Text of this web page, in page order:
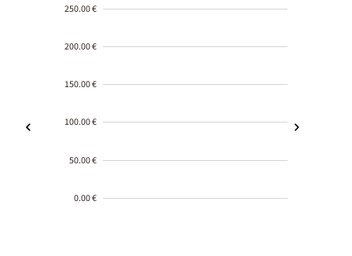
250.00 €
200.00 €
150.00 €
100.00 €
50.00 €
0.00 €